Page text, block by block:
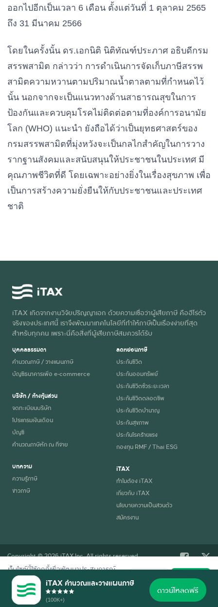
ออกไปอีกเป็นเวลา 6 เดือน ตั้งแต่วันที่ 1 ตุลาคม 2565
ถึง 31 มีนาคม 2566
โดยในครั้งนั้น ดร.เอกนิติ นิติทัณฑ์ประภาศ อธิบดีกรม
สรรพสามิต กล่าวว่า การดำเนินการจัดเก็บภาษีสรรพ
สามิตความหวานตามปริมาณน้ำตาลตามที่กำหนดไว้
นั้น นอกจากจะเป็นแนวทางด้านสาธารณสุขในการ
ป้องกันและควบคุมโรคไม่ติดต่อตามที่องค์การอนามัย
โลก (WHO) แนะนำ ยังถือได้ว่าเป็นยุทธศาสตร์ของ
กรมสรรพสามิตที่มุ่งหวังจะเป็นกลไกสำคัญในการวาง
รากฐานสังคมและสนับสนุนให้ประชาชนในประเทศ มี
คุณภาพชีวิตที่ดี โดยเฉพาะอย่างยิ่งในเรื่องสุขภาพ เพื่อ
เป็นการสร้างความยั่งยืนให้กับประชาชนและประเทศ
ชาติ
iTAX เกิดจากงานวิจัยปริญญาเอก ด้วยความเชื่อว่าผู้เสียภาษี คือฮีโร่ตัว
จริงของประเทศนี้ เราจึงพัฒนาเทคโนโลยีที่ทำให้ภาษีเป็นเรื่องง่ายที่สุด
สำหรับทุกคน เพราะนี่คือสิ่งที่ผู้เสียภาษีสมควรได้รับ
บุคคลธรรมดา
คำนวณภาษี / วางแผนภาษี
บัญชีธนาคารเพื่อ e-commerce
บริษัท / ห้างหุ้นส่วน
จดทะเบียนบริษัท
โปรแกรมเงินเดือน
บัญชี
คำนวณภาษีหัก ณ ที่จ่าย
บทความ
ความรู้ภาษี
ข่าวภาษี
ลดหย่อนภาษี
ประกันชีวิต
ประกันออมทรัพย์
ประกันชีวิตชั่วระยะเวลา
ประกันชีวิตตลอดชีพ
ประกันชีวิตบำนาญ
ประกันสุขภาพ
ประกันโรคร้ายแรง
กองทุน RMF / Thai ESG
iTAX
ทำไมต้อง iTAX
เกี่ยวกับ iTAX
นโยบายความเป็นส่วนตัว
สมัครงาน
Copyright © 2026 iTAX Inc. All rights reserved.
เว็บไซต์นี้ใช้คุกกี้เพื่อพัฒนาประสบการณ์
การใช้งานที่ดี อ่านรายละเอียดการใช้คุกกี้
ตามนโยบายความเป็นส่วนตัวของเรา
ปฏิเสธ ยอมรับ
iTAX คำนวณและวางแผนภาษี
(100K+)
ดาวน์โหลดฟรี